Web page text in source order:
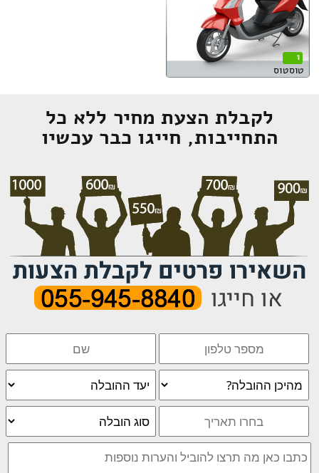
1
טוסטוס
לקבלת הצעת מחיר ללא כל
התחייבות, חייגו כבר עכשיו